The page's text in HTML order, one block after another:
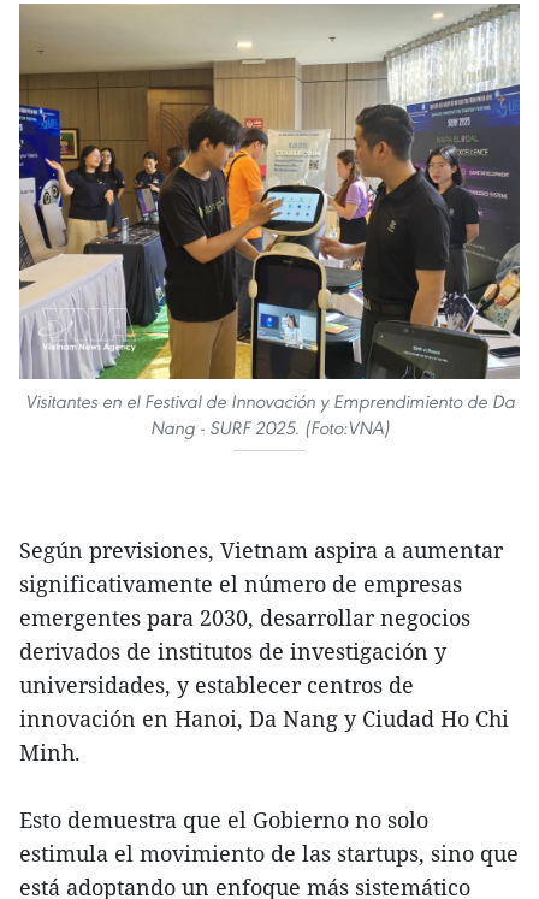
Visitantes en el Festival de Innovación y Emprendimiento de Da
Nang - SURF 2025. (Foto:VNA)
Según previsiones, Vietnam aspira a aumentar
significativamente el número de empresas
emergentes para 2030, desarrollar negocios
derivados de institutos de investigación y
universidades, y establecer centros de
innovación en Hanoi, Da Nang y Ciudad Ho Chi
Minh.
Esto demuestra que el Gobierno no solo
estimula el movimiento de las startups, sino que
está adoptando un enfoque más sistemático